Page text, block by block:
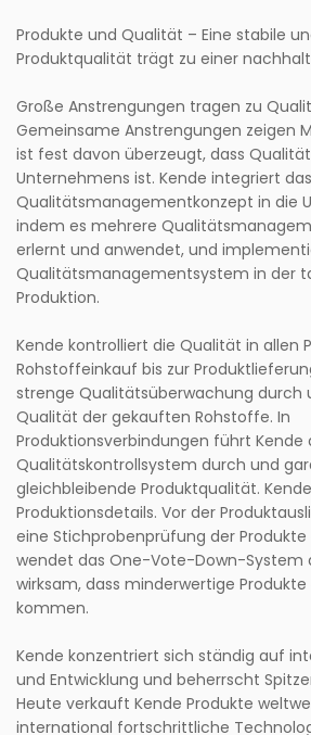
Produkte und Qualität – Eine stabile
Produktqualität trägt zu einer
Große Anstrengungen tragen zu
Gemeinsame Anstrengungen zeigen
ist fest davon überzeugt, dass
Unternehmens ist. Kende integriert das
Qualitätsmanagementkonzept in die
indem es mehrere
erlernt und anwendet, und
Qualitätsmanagementsystem in der
Produktion.
Kende kontrolliert die Qualität in allen
Rohstoffeinkauf bis zur
strenge Qualitätsüberwachung durch
Qualität der gekauften Rohstoffe. In
Produktionsverbindungen führt Kende
Qualitätskontrollsystem durch und
gleichbleibende Produktqualität.
Produktionsdetails. Vor der
eine Stichprobenprüfung der Produkte
wendet das One-Vote-Down-System
wirksam, dass minderwertige
kommen.
Kende konzentriert sich ständig auf
und Entwicklung und beherrscht
Heute verkauft Kende Produkte
international fortschrittliche